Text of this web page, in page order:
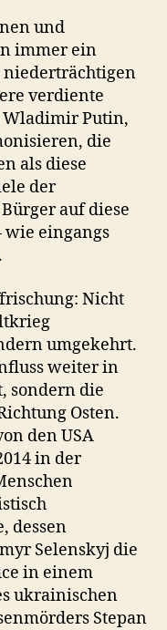
und
immer ein
verdiente
Wladimir Putin,
die
als diese
der
auf diese
wie eingangs
Nicht
umgekehrt.
weiter in
sondern die
Osten.
den USA
in der
dessen
Selenskyj die
in einem
ukrainischen
Stepan